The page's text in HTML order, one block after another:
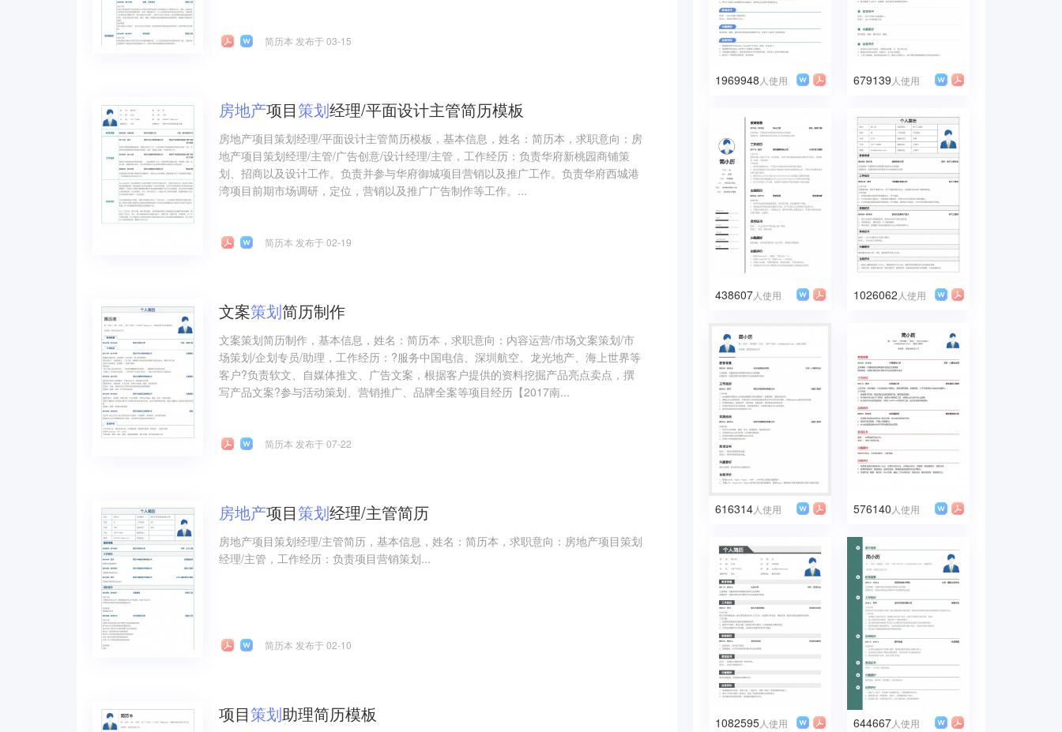
简历本 发布于 03-15
房地产项目策划经理/平面设计主管简历模板
房地产项目策划经理/平面设计主管简历模板，基本信息，姓名：简历本，求职意向：房
地产项目策划经理/主管/广告创意/设计经理/主管，工作经历：负责华府新桃园商铺策
划、招商以及设计工作。负责并参与华府御城项目营销以及推广工作。负责华府西城港
湾项目前期市场调研，定位，营销以及推广广告制作等工作。...
简历本 发布于 02-19
文案策划简历制作
文案策划简历制作，基本信息，姓名：简历本，求职意向：内容运营/市场文案策划/市
场策划/企划专员/助理，工作经历：?服务中国电信、深圳航空、龙光地产、海上世界等
客户?负责软文、自媒体推文、广告文案，根据客户提供的资料挖掘产品亮点卖点，撰
写产品文案?参与活动策划、营销推广、品牌全案等项目经历【2017南...
简历本 发布于 07-22
房地产项目策划经理/主管简历
房地产项目策划经理/主管简历，基本信息，姓名：简历本，求职意向：房地产项目策划
经理/主管，工作经历：负责项目营销策划...
简历本 发布于 02-10
项目策划助理简历模板
1969948 人使用 679139 人使用
438607人使用 1026062 人使用
616314人使用 576140 人使用
1082595人使用 644667人使用